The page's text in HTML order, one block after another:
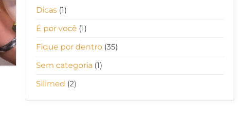
Dicas (1)
É por você (1)
Fique por dentro (35)
Sem categoria (1)
Silimed (2)